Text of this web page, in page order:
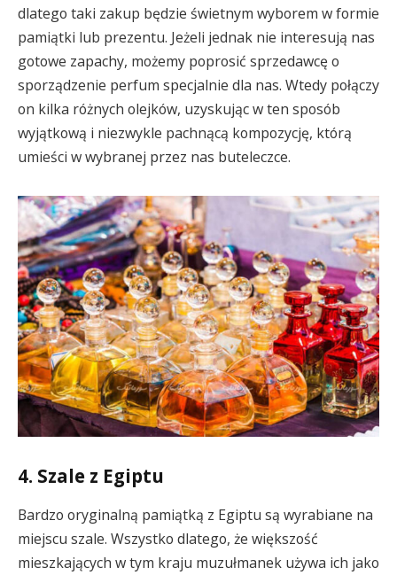
dlatego taki zakup będzie świetnym wyborem w formie
pamiątki lub prezentu. Jeżeli jednak nie interesują nas
gotowe zapachy, możemy poprosić sprzedawcę o
sporządzenie perfum specjalnie dla nas. Wtedy połączy
on kilka różnych olejków, uzyskując w ten sposób
wyjątkową i niezwykle pachnącą kompozycję, którą
umieści w wybranej przez nas buteleczce.
4. Szale z Egiptu
Bardzo oryginalną pamiątką z Egiptu są wyrabiane na
miejscu szale. Wszystko dlatego, że większość
mieszkających w tym kraju muzułmanek używa ich jako